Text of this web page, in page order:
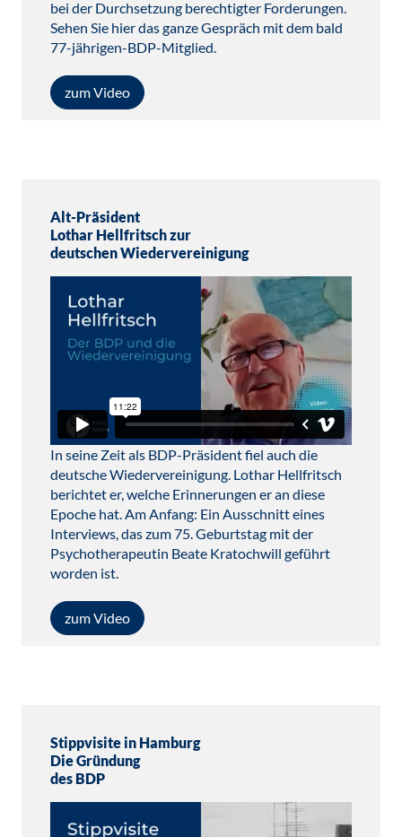
bei der Durchsetzung berechtigter Forderungen.
Sehen Sie hier das ganze Gespräch mit dem bald
77-jährigen-BDP-Mitglied.
zum Video
Alt-Präsident
Lothar Hellfritsch zur
deutschen Wiedervereinigung
In seine Zeit als BDP-Präsident fiel auch die
deutsche Wiedervereinigung. Lothar Hellfritsch
berichtet er, welche Erinnerungen er an diese
Epoche hat. Am Anfang: Ein Ausschnitt eines
Interviews, das zum 75. Geburtstag mit der
Psychotherapeutin Beate Kratochwill geführt
worden ist.
zum Video
Stippvisite in Hamburg
Die Gründung
des BDP